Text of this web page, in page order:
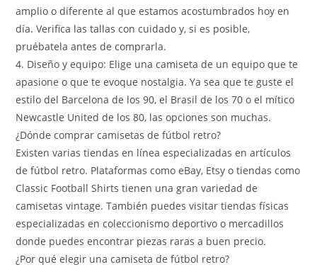
amplio o diferente al que estamos acostumbrados hoy en
día. Verifica las tallas con cuidado y, si es posible,
pruébatela antes de comprarla.
4. Diseño y equipo: Elige una camiseta de un equipo que te
apasione o que te evoque nostalgia. Ya sea que te guste el
estilo del Barcelona de los 90, el Brasil de los 70 o el mítico
Newcastle United de los 80, las opciones son muchas.
¿Dónde comprar camisetas de fútbol retro?
Existen varias tiendas en línea especializadas en artículos
de fútbol retro. Plataformas como eBay, Etsy o tiendas como
Classic Football Shirts tienen una gran variedad de
camisetas vintage. También puedes visitar tiendas físicas
especializadas en coleccionismo deportivo o mercadillos
donde puedes encontrar piezas raras a buen precio.
¿Por qué elegir una camiseta de fútbol retro?